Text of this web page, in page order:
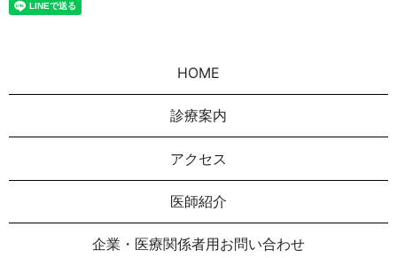
HOME
診療案内
アクセス
医師紹介
企業・医療関係者用お問い合わせ